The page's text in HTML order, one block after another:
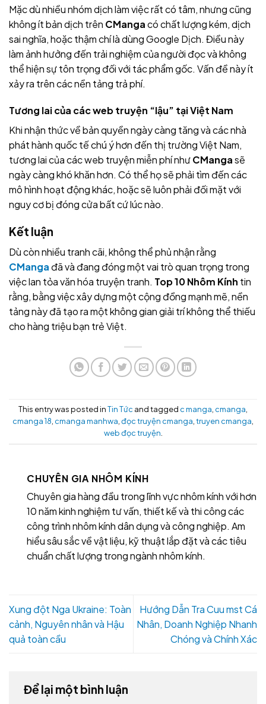
Mặc dù nhiều nhóm dịch làm việc rất có tâm, nhưng cũng
không ít bản dịch trên CMangacó chất lượng kém, dịch
sai nghĩa, hoặc thậm chí là dùng Google Dịch. Điều này
làm ảnh hưởng đến trải nghiệm của người đọc và không
thể hiện sự tôn trọng đối với tác phẩm gốc. Vấn đề này ít
xảy ra trên các nền tảng trả phí.
Tương lai của các web truyện “lậu” tại Việt Nam
Khi nhận thức về bản quyền ngày càng tăng và các nhà
phát hành quốc tế chú ý hơn đến thị trường Việt Nam,
tương lai của các web truyện miễn phí nhưCMangasẽ
ngày càng khó khăn hơn. Có thể họ sẽ phải tìm đến các
mô hình hoạt động khác, hoặc sẽ luôn phải đối mặt với
nguy cơ bị đóng cửa bất cứ lúc nào.
Kết luận
Dù còn nhiều tranh cãi, không thể phủ nhận rằng
CManga đã và đang đóng một vai trò quan trọng trong
việc lan tỏa văn hóa truyện tranh. Top 10 Nhôm Kính tin
rằng, bằng việc xây dựng một cộng đồng mạnh mẽ, nền
tảng này đã tạo ra một không gian giải trí không thể thiếu
cho hàng triệu bạn trẻ Việt.
This entry was posted inTin Tức and tagged c manga, cmanga,
cmanga 18, cmanga manhwa,đọc truyện cmanga,truyen cmanga,
web đọc truyện.
CHUYÊN GIA NHÔM KÍNH
Chuyên gia hàng đầu trong lĩnh vực nhôm kính với hơn
10 năm kinh nghiệm tư vấn, thiết kế và thi công các
công trình nhôm kính dân dụng và công nghiệp. Am
hiểu sâu sắc về vật liệu, kỹ thuật lắp đặt và các tiêu
chuẩn chất lượng trong ngành nhôm kính.
Xung đột Nga Ukraine: Toàn
cảnh, Nguyên nhân và Hậu
quả toàn cầu
Hướng Dẫn Tra Cuu mst Cá
Nhân, Doanh Nghiệp Nhanh
Chóng và Chính Xác
Để lại một bình luận